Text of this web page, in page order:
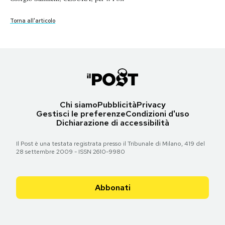
Regala il Post
Torna all'articolo
Chi siamoPubblicitàPrivacy
Gestisci le preferenzeCondizioni d'uso
Dichiarazione di accessibilità
Il Post è una testata registrata presso il Tribunale di Milano, 419 del
28 settembre 2009 - ISSN 2610-9980
Abbonati